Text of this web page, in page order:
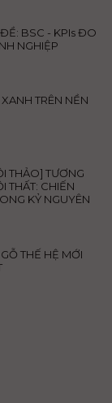
BSC - KPIs ĐO
NGHIỆP
TRÊN NỀN
THẢO] TƯƠNG
THẤT: CHIẾN
KỶ NGUYÊN
THẾ HỆ MỚI